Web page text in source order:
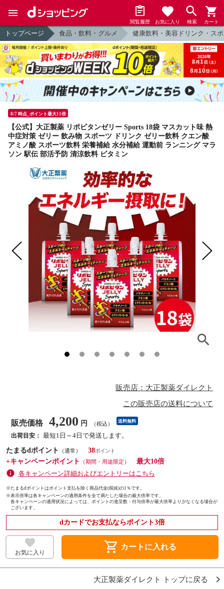
閲覧履歴 お気に入り 検索 カート
トップページ 食品・飲料・グルメ 健康飲料・美容ドリンク・ス
8/7 時点_ポイント最大11倍
【公式】大正製薬 リポビタンゼリー Sports 18袋 マスカット味 熱
中症対策 ゼリー 飲み物 スポーツ ドリンク ゼリー飲料 クエン酸
アミノ酸 スポーツ飲料 栄養補給 水分補給 運動前 ランニング マラ
ソン 駅伝 部活予防 清涼飲料 ビタミン
販売店：大正製薬ダイレクト
この販売店の送料について
販売価格 4,200 円 （税込） 送料無料
出荷目安： 最短1日～4日で発送します。
たまるdポイント
（通常）
38
+キャンペーンポイント
（期間・用途限定）
最大10倍
各キャンペーン詳細およびエントリーはこちら
※たまるdポイントはポイント支払を除く商品代金(税抜)の1％です。
※表示倍率は各キャンペーンの適用条件を全て満たした場合の最大倍率です。
各キャンペーンの適用状況によっては、ポイントの進呈数・付与倍率が最大倍率より少なくなる場合が
ございます。
dカードでお支払ならポイント3倍
お気に入り shopping_cart カートに入れる
大正製薬ダイレクト トップに戻る